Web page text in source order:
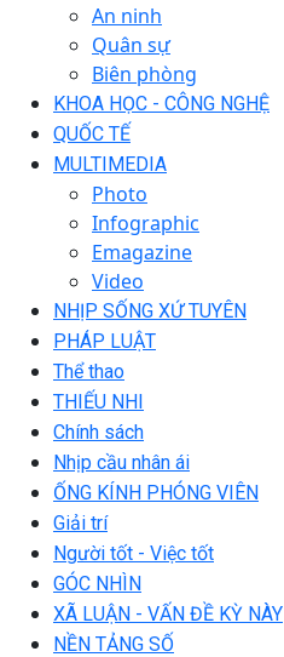
An ninh
Quân sự
Biên phòng
KHOA HỌC - CÔNG NGHỆ
QUỐC TẾ
MULTIMEDIA
Photo
Infographic
Emagazine
Video
NHỊP SỐNG XỨ TUYÊN
PHÁP LUẬT
Thể thao
THIẾU NHI
Chính sách
Nhịp cầu nhân ái
ỐNG KÍNH PHÓNG VIÊN
Giải trí
Người tốt - Việc tốt
GÓC NHÌN
XÃ LUẬN - VẤN ĐỀ KỲ NÀY
NỀN TẢNG SỐ